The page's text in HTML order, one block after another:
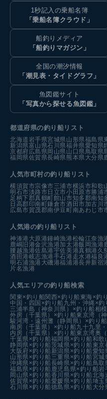
1秒記入の乗船名簿
「乗船名簿クラウド」
船釣りメディア
「船釣りマガジン」
全国の潮汐情報
「潮見表・タイドグラフ」
魚図鑑サイト
「写真から探せる魚図鑑」
都道府県の釣り船リスト
北海道 岩手県宮城県 山形県福島県
新潟県富山県石川県福井県愛知県
京都府広島県岡山県 山口県 鳥取県
福岡県佐賀県長崎県 熊本県 大分県
人気市町村の釣り船リスト
横須賀市宗像市三浦市横浜市和歌
明石市淡路市日立市小田原市勝浦
足柄下郡真鶴町館山市知多郡南知
日高郡印南町鎌倉市酒田市加古川
広島市賀茂郡南伊豆町南あわじ市
人気港の釣り船リスト
神湊港 大原港鐘崎漁港松輪江奈漁
鹿嶋旧港金沢漁港加太港飯岡漁港
腰越漁港佐島港宇佐美港真鶴港 久
酒田港岐志漁港手石港 走水港福良
明石浦漁港 大磯港福浦港長井新宿
片名漁港
人気エリアの釣り船検索
関東×釣り船関西×釣り船 東海×釣
中国・四国×釣り船 九州・沖縄×釣
三浦半島（神奈川県）×釣り船相
外房（千葉県）×釣り船東京湾（
駿河湾・遠州灘（静岡県）×釣り船
南房（千葉県）×釣り船九十九里
内房（千葉県）×釣り船東京湾奥
千葉県×釣り船福岡県×釣り船和歌
静岡県×釣り船茨城県×釣り船 東京
大阪府×釣り船 新潟県×釣り船愛知
山形県×釣り船 三重県×釣り船宮城
沖縄県×釣り船長崎県×釣り船 鳥取
福島県×釣り船 鹿児島県×釣り船岩
岡山県×釣り船香川県×釣り船北海
佐賀県×釣り船愛媛県×釣り船埼玉
石川県×釣り船徳島県×釣り船 大分